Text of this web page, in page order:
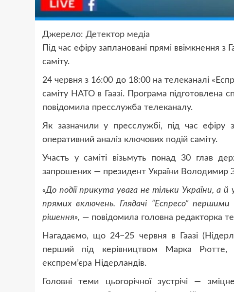
Джерело: Детектор медіа
Під час ефіру заплановані прямі ввімкнення
саміту.
24 червня з 16:00 до 18:00 на телеканалі
саміту НАТО в Гаазі. Програма підготовлена
повідомила пресслужба телеканалу.
Як зазначили у пресслужбі, під час ефіру
оперативний аналіз ключових подій саміту.
Участь у саміті візьмуть понад 30 глав
запрошених — президент України Володимир
«До події прикута увага не тільки України, а
прямих включень. Глядачі “Еспресо”
рішення», — повідомила головна редакторка
Нагадаємо, що 24−25 червня в Гаазі
перший під керівництвом Марка Рютте,
експрем’єра Нідерландів.
Головні теми цьогорічної зустрічі —